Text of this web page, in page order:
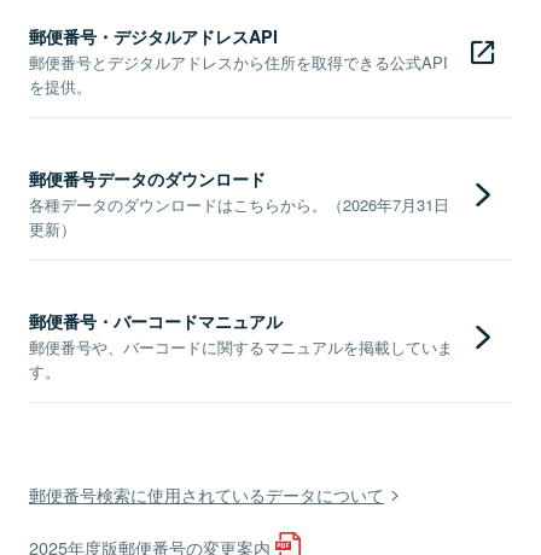
郵便番号・デジタルアドレスAPI
郵便番号とデジタルアドレスから住所を取得できる公式API
を提供。
郵便番号データのダウンロード
各種データのダウンロードはこちらから。（2026年7月31日
更新）
郵便番号・バーコードマニュアル
郵便番号や、バーコードに関するマニュアルを掲載していま
す。
郵便番号検索に使用されているデータについて
2025年度版郵便番号の変更案内